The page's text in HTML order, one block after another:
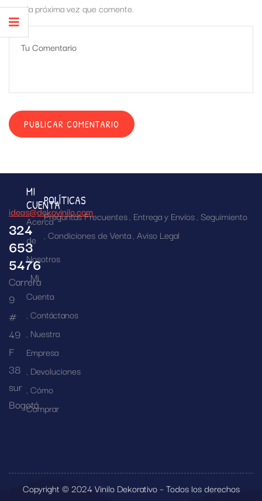
para la próxima vez que comente.
ideas@dekovinilo.com
324
653
5476
Carrera
9
#
49
F
38
sur
Bogotá
MI
CUENTA
Acerca
de
Nosotros
Mi
Cuenta
Contáctanos
Nuestra
Empresa
Devoluciones
Cómo
Comprar
POLÍTICAS
Preguntas Frecuentes Entrega y Envíos Seguimiento
Condiciones de Venta Aviso Legal
Copyright © 2024 Vinilo Dekorativo – Todos los derechos